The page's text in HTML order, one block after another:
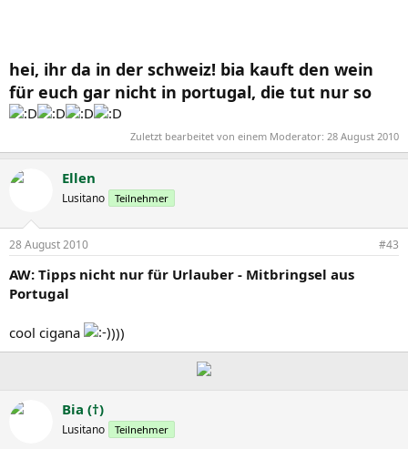
hei, ihr da in der schweiz! bia kauft den wein
für euch gar nicht in portugal, die tut nur so
Zuletzt bearbeitet von einem Moderator: 28 August 2010
Ellen
Lusitano Teilnehmer
28 August 2010 #43
AW: Tipps nicht nur für Urlauber - Mitbringsel aus
Portugal
cool cigana )))
Bia (†)
Lusitano Teilnehmer